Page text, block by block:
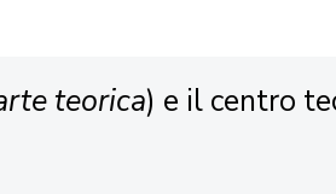
teorica) e il centro